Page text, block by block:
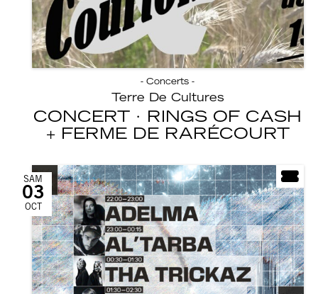
- Concerts -
Terre De Cultures
CONCERT · RINGS OF CASH
FERME DE RARÉCOURT
SAM
03
OCT